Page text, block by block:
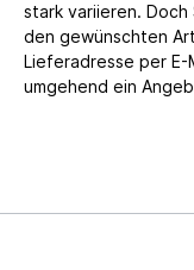
stark variieren.
den gewünschten
Lieferadresse per E-
umgehend ein